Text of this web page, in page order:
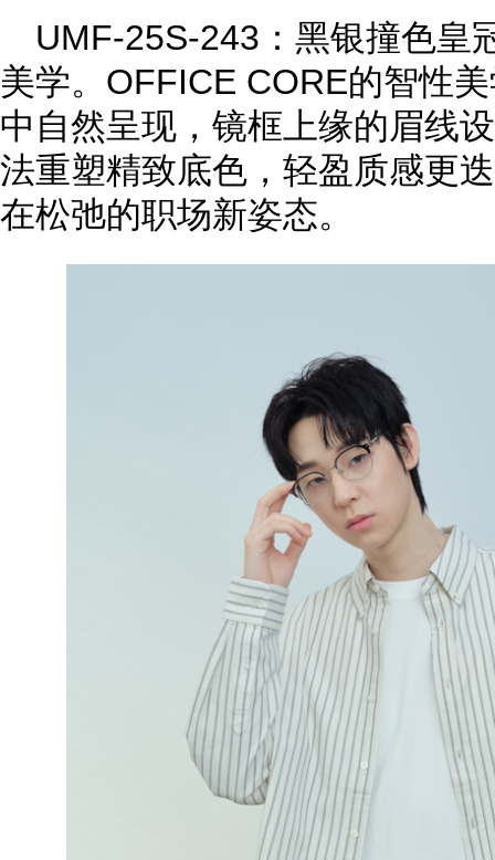
UMF-25S-243：黑银撞色皇
美学。OFFICE CORE的智性
中自然呈现，镜框上缘的眉线
法重塑精致底色，轻盈质感更
在松弛的职场新姿态。